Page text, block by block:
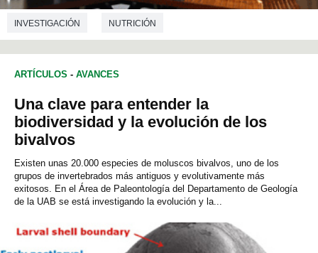
INVESTIGACIÓN NUTRICIÓN
ARTÍCULOS - AVANCES
Una clave para entender la
biodiversidad y la evolución de los
bivalvos
Existen unas 20.000 especies de moluscos bivalvos, uno de los
grupos de invertebrados más antiguos y evolutivamente más
exitosos. En el Área de Paleontología del Departamento de Geología
de la UAB se está investigando la evolución y la...